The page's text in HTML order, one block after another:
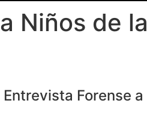
Niños de la
Forense a